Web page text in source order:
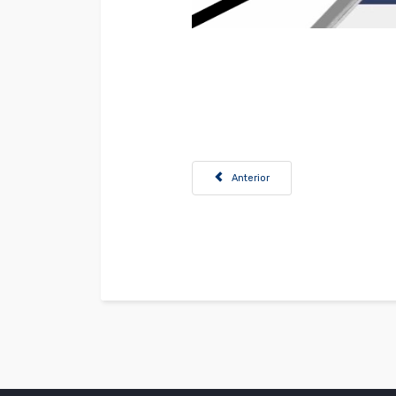
Artículo anterior: Convocatoria
Anterior